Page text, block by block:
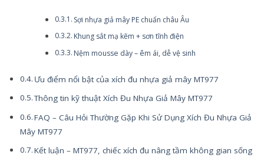
Sợi nhựa giả mây PE chuẩn châu Âu
Khung sắt mạ kẽm + sơn tĩnh điện
Nệm mousse dày – êm ái, dễ vệ sinh
Ưu điểm nổi bật của xích đu nhựa giả mây MT977
Thông tin kỹ thuật Xích Đu Nhựa Giả Mây MT977
FAQ – Câu Hỏi Thường Gặp Khi Sử Dụng Xích Đu Nhựa Giả
Mây MT977
Kết luận – MT977, chiếc xích đu nâng tầm không gian sống